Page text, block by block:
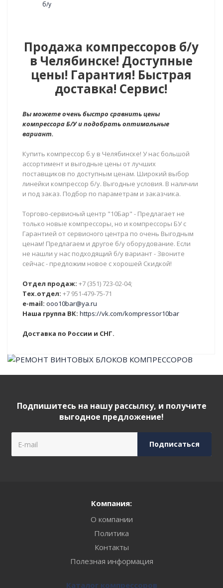
Продажа компрессоров б/у
в Челябинске! Доступные
цены! Гарантия! Быстрая
доставка! Сервис!
Вы можете очень быстро сравнить цены
компрессора Б/У и подобрать оптимальные
вариант.
Купить компрессор б.у в Челябинске! У нас большой
ассортимент и выгодные цены от лучших
поставщиков по доступным ценам. Широкий выбор
линейки компрессор б/у. Выгодные условия. В наличии
и под заказ. Подбор по параметрам и заказчика.
Торгово-сервисный центр "10Бар" - Предлагает не
только новые компрессоры, но и компрессоры БУ с
Гарантией от сервисного центра по очень Выгодным
ценам! Предлагаем и другое б/у оборудование. Если
не нашли у нас подходящий б/у вариант - Звоните
сейчас - предложим новое с хорошей Скидкой!
Отдел продаж: +7 (351) 723-02-04;
Тех.отдел: +7 951-479-75-71
e-mail: ooo10bar@ya.ru
Наша группа ВК: https://vk.com/kompressor10bar
Доставка по России и СНГ.
Подпишитесь на нашу рассылку, и получите
выгодное предложение!
Компания:
О компании
Политика
Контакты
Полезная информация
Каталог компрессоров